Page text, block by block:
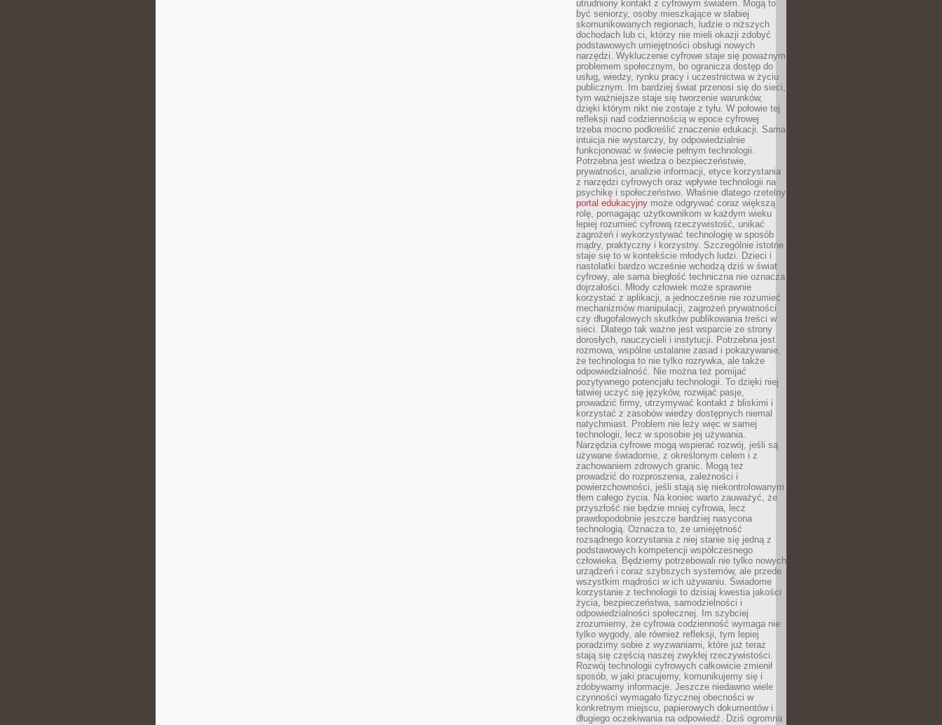
utrudniony kontakt z cyfrowym światem. Mogą to
być seniorzy, osoby mieszkające w słabiej
skomunikowanych regionach, ludzie o niższych
dochodach lub ci, którzy nie mieli okazji zdobyć
podstawowych umiejętności obsługi nowych
narzędzi. Wykluczenie cyfrowe staje się poważnym
problemem społecznym, bo ogranicza dostęp do
usług, wiedzy, rynku pracy i uczestnictwa w życiu
publicznym. Im bardziej świat przenosi się do sieci,
tym ważniejsze staje się tworzenie warunków,
dzięki którym nikt nie zostaje z tyłu. W połowie tej
refleksji nad codziennością w epoce cyfrowej
trzeba mocno podkreślić znaczenie edukacji. Sama
intuicja nie wystarczy, by odpowiedzialnie
funkcjonować w świecie pełnym technologii.
Potrzebna jest wiedza o bezpieczeństwie,
prywatności, analizie informacji, etyce korzystania
z narzędzi cyfrowych oraz wpływie technologii na
psychikę i społeczeństwo. Właśnie dlatego rzetelny
portal edukacyjny może odgrywać coraz większą
rolę, pomagając użytkownikom w każdym wieku
lepiej rozumieć cyfrową rzeczywistość, unikać
zagrożeń i wykorzystywać technologię w sposób
mądry, praktyczny i korzystny. Szczególnie istotne
staje się to w kontekście młodych ludzi. Dzieci i
nastolatki bardzo wcześnie wchodzą dziś w świat
cyfrowy, ale sama biegłość techniczna nie oznacza
dojrzałości. Młody człowiek może sprawnie
korzystać z aplikacji, a jednocześnie nie rozumieć
mechanizmów manipulacji, zagrożeń prywatności
czy długofalowych skutków publikowania treści w
sieci. Dlatego tak ważne jest wsparcie ze strony
dorosłych, nauczycieli i instytucji. Potrzebna jest
rozmowa, wspólne ustalanie zasad i pokazywanie,
że technologia to nie tylko rozrywka, ale także
odpowiedzialność. Nie można też pomijać
pozytywnego potencjału technologii. To dzięki niej
łatwiej uczyć się języków, rozwijać pasje,
prowadzić firmy, utrzymywać kontakt z bliskimi i
korzystać z zasobów wiedzy dostępnych niemal
natychmiast. Problem nie leży więc w samej
technologii, lecz w sposobie jej używania.
Narzędzia cyfrowe mogą wspierać rozwój, jeśli są
używane świadomie, z określonym celem i z
zachowaniem zdrowych granic. Mogą też
prowadzić do rozproszenia, zależności i
powierzchowności, jeśli stają się niekontrolowanym
tłem całego życia. Na koniec warto zauważyć, że
przyszłość nie będzie mniej cyfrowa, lecz
prawdopodobnie jeszcze bardziej nasycona
technologią. Oznacza to, że umiejętność
rozsądnego korzystania z niej stanie się jedną z
podstawowych kompetencji współczesnego
człowieka. Będziemy potrzebowali nie tylko nowych
urządzeń i coraz szybszych systemów, ale przede
wszystkim mądrości w ich używaniu. Świadome
korzystanie z technologii to dzisiaj kwestia jakości
życia, bezpieczeństwa, samodzielności i
odpowiedzialności społecznej. Im szybciej
zrozumiemy, że cyfrowa codzienność wymaga nie
tylko wygody, ale również refleksji, tym lepiej
poradzimy sobie z wyzwaniami, które już teraz
stają się częścią naszej zwykłej rzeczywistości.
Rozwój technologii cyfrowych całkowicie zmienił
sposób, w jaki pracujemy, komunikujemy się i
zdobywamy informacje. Jeszcze niedawno wiele
czynności wymagało fizycznej obecności w
konkretnym miejscu, papierowych dokumentów i
długiego oczekiwania na odpowiedź. Dziś ogromna